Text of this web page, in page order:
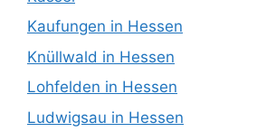
Kaufungen in Hessen
Knüllwald in Hessen
Lohfelden in Hessen
Ludwigsau in Hessen